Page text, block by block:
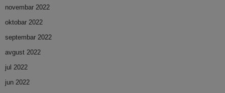
novembar 2022
oktobar 2022
septembar 2022
avgust 2022
jul 2022
jun 2022